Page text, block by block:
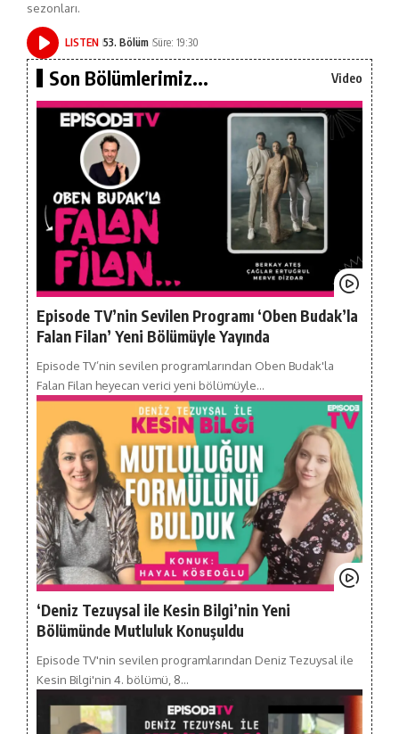
sezonları.
LISTEN 53. Bölüm Süre: 19:30
Son Bölümlerimiz... Video
Episode TV’nin Sevilen Programı ‘Oben Budak’la
Falan Filan’ Yeni Bölümüyle Yayında
Episode TV’nin sevilen programlarından Oben Budak'la
Falan Filan heyecan verici yeni bölümüyle…
‘Deniz Tezuysal ile Kesin Bilgi’nin Yeni
Bölümünde Mutluluk Konuşuldu
Episode TV'nin sevilen programlarından Deniz Tezuysal ile
Kesin Bilgi'nin 4. bölümü, 8…